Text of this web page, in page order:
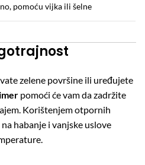
pomoću vijka ili šelne
zelene površine ili uređujete
pomoći će vam da zadržite
Korištenjem otpornih
habanje i vanjske uslove